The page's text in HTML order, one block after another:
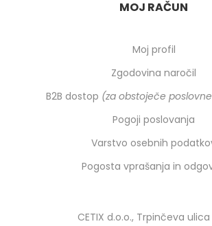
MOJ RAČUN
Moj profil
Zgodovina naročil
B2B dostop (za obstoječe
Pogoji poslovanja
Varstvo osebnih
Pogosta vprašanja in
CETIX d.o.o., Trpinčeva